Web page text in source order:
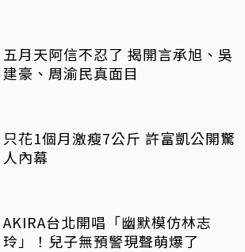
五月天阿信不忍了 揭開言承旭、吳
建豪、周渝民真面目
只花1個月激瘦7公斤 許富凱公開驚
人內幕
AKIRA台北開唱「幽默模仿林志
玲」！兒子無預警現聲萌爆了